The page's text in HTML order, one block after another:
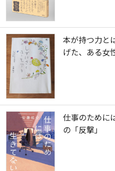
本が持つ力と
げた、ある女
仕事のために
の「反撃」